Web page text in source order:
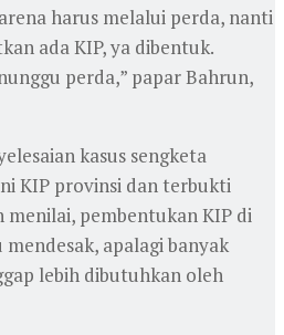
harus melalui perda, nanti
ada KIP, ya dibentuk.
perda,” papar Bahrun,
kasus sengketa
KIP provinsi dan terbukti
menilai, pembentukan KIP di
apalagi banyak
lebih dibutuhkan oleh